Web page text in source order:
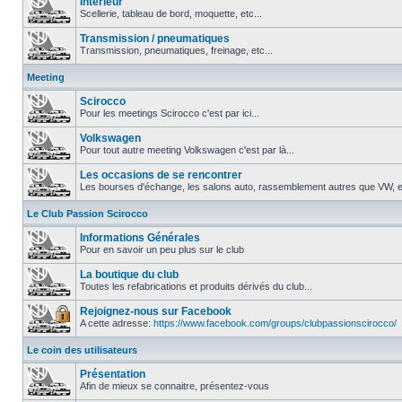
Scellerie, tableau de bord, moquette, etc...
Transmission / pneumatiques
Transmission, pneumatiques, freinage, etc...
Meeting
Scirocco
Pour les meetings Scirocco c'est par ici...
Volkswagen
Pour tout autre meeting Volkswagen c'est par là...
Les occasions de se rencontrer
Les bourses d'échange, les salons auto, rassemblement autres que VW,
Le Club Passion Scirocco
Informations Générales
Pour en savoir un peu plus sur le club
La boutique du club
Toutes les refabrications et produits dérivés du club...
Rejoignez-nous sur Facebook
A cette adresse: https://www.facebook.com/groups/clubpassionscirocco/
Le coin des utilisateurs
Présentation
Afin de mieux se connaitre, présentez-vous